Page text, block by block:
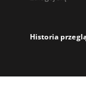
Historia